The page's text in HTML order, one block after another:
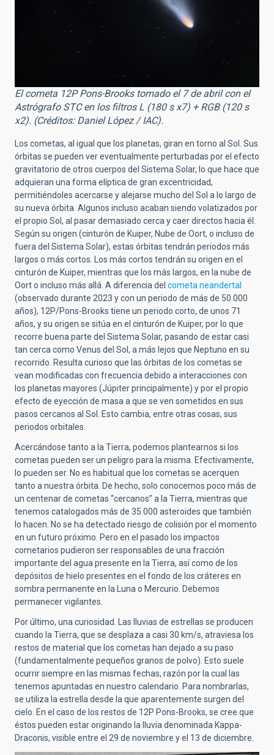
El cometa 12P Pons-Brooks tomado el 7 de abril con el
Astrógrafo STC en los filtros L (180 s x7) + RGB (120 s
x2). (Créditos: Daniel López / IAC).
Los cometas, al igual que los planetas, giran en torno al Sol. Sus
órbitas se pueden ver eventualmente perturbadas por el efecto
gravitatorio de otros cuerpos del Sistema Solar, lo que hace que
adquieran una forma elíptica de gran excentricidad,
permitiéndoles acercarse y alejarse mucho del Sol a lo largo de
su nueva órbita. Algunos incluso acaban siendo volatizados por
el propio Sol, al pasar demasiado cerca y caer directos hacia él.
Según su origen (cinturón de Kuiper, Nube de Oort, o incluso de
fuera del Sistema Solar), estas órbitas tendrán periodos más
largos o más cortos. Los más cortos tendrán su origen en el
cinturón de Kuiper, mientras que los más largos, en la nube de
Oort o incluso más allá. A diferencia del cometa neandertal
(observado durante 2023 y con un periodo de más de 50.000
años), 12P/Pons-Brooks tiene un periodo corto, de unos 71
años, y su origen se sitúa en el cinturón de Kuiper, por lo que
recorre buena parte del Sistema Solar, pasando de estar casi
tan cerca como Venus del Sol, a más lejos que Neptuno en su
recorrido. Resulta curioso que las órbitas de los cometas se
vean modificadas con frecuencia debido a interacciones con
los planetas mayores (Júpiter principalmente) y por el propio
efecto de eyección de masa a que se ven sometidos en sus
pasos cercanos al Sol. Esto cambia, entre otras cosas, sus
periodos orbitales.
Acercándose tanto a la Tierra, podemos plantearnos si los
cometas pueden ser un peligro para la misma. Efectivamente,
lo pueden ser. No es habitual que los cometas se acerquen
tanto a nuestra órbita. De hecho, solo conocemos poco más de
un centenar de cometas “cercanos” a la Tierra, mientras que
tenemos catalogados más de 35.000 asteroides que también
lo hacen. No se ha detectado riesgo de colisión por el momento
en un futuro próximo. Pero en el pasado los impactos
cometarios pudieron ser responsables de una fracción
importante del agua presente en la Tierra, así como de los
depósitos de hielo presentes en el fondo de los cráteres en
sombra permanente en la Luna o Mercurio. Debemos
permanecer vigilantes.
Por último, una curiosidad. Las lluvias de estrellas se producen
cuando la Tierra, que se desplaza a casi 30 km/s, atraviesa los
restos de material que los cometas han dejado a su paso
(fundamentalmente pequeños granos de polvo). Esto suele
ocurrir siempre en las mismas fechas, razón por la cual las
tenemos apuntadas en nuestro calendario. Para nombrarlas,
se utiliza la estrella desde la que aparentemente surgen del
cielo. En el caso de los restos de 12P Pons-Brooks, se cree que
éstos pueden estar originando la lluvia denominada Kappa-
Draconis, visible entre el 29 de noviembre y el 13 de diciembre.